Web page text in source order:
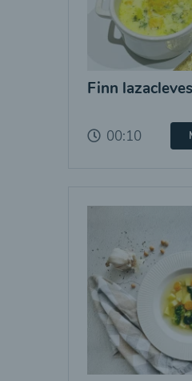
Finn lazacleves
00:10